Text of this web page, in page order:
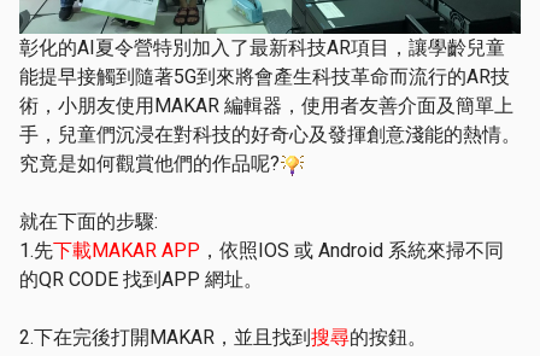
彰化的AI夏令營特別加入了最新科技AR項目，讓學齡兒童
能提早接觸到隨著5G到來將會產生科技革命而流行的AR技
術，小朋友使用MAKAR 編輯器，使用者友善介面及簡單上
手，兒童們沉浸在對科技的好奇心及發揮創意淺能的熱情。
究竟是如何觀賞他們的作品呢?
就在下面的步驟:
1.先下載MAKAR APP ，依照IOS 或 Android 系統來掃不同
的QR CODE 找到APP 網址。
2.下在完後打開MAKAR，並且找到搜尋的按鈕。